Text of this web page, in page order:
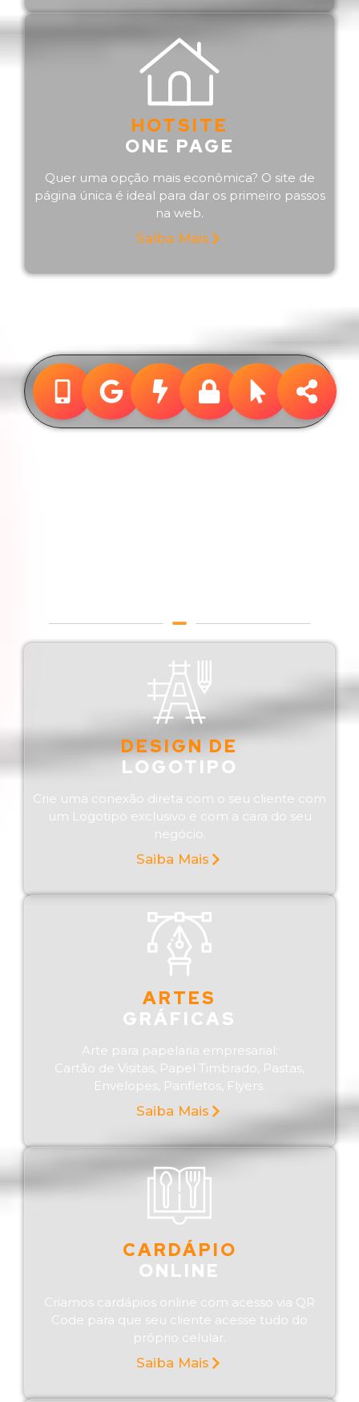
HOTSITE
ONE PAGE
Quer uma opção mais econômica? O site de
página única é ideal para dar os primeiro passos
na web.
Saiba Mais
DESIGN DE
LOGOTIPO
Crie uma conexão direta com o seu cliente com
um Logotipo exclusivo e com a cara do seu
negócio.
Saiba Mais
ARTES
GRÁFICAS
Arte para papelaria empresarial:
Cartão de Visitas, Papel Timbrado, Pastas,
Envelopes, Panfletos, Flyers.
Saiba Mais
CARDÁPIO
ONLINE
Criamos cardápios online com acesso via QR
Code para que seu cliente acesse tudo do
próprio celular.
Saiba Mais